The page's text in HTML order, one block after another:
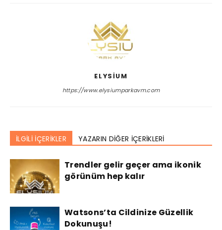
ELYSIUM
https://www.elysiumparkavm.com
İLGİLİ İÇERİKLER YAZARIN DİĞER İÇERİKLERİ
Trendler gelir geçer ama ikonik
görünüm hep kalır
Watsons’ta Cildinize Güzellik
Dokunuşu!